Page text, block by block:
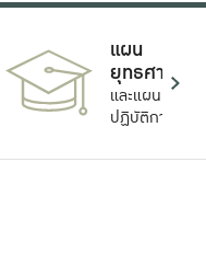
แผน
ยุทธศาสตร์
และแผน
ปฏิบัติการ